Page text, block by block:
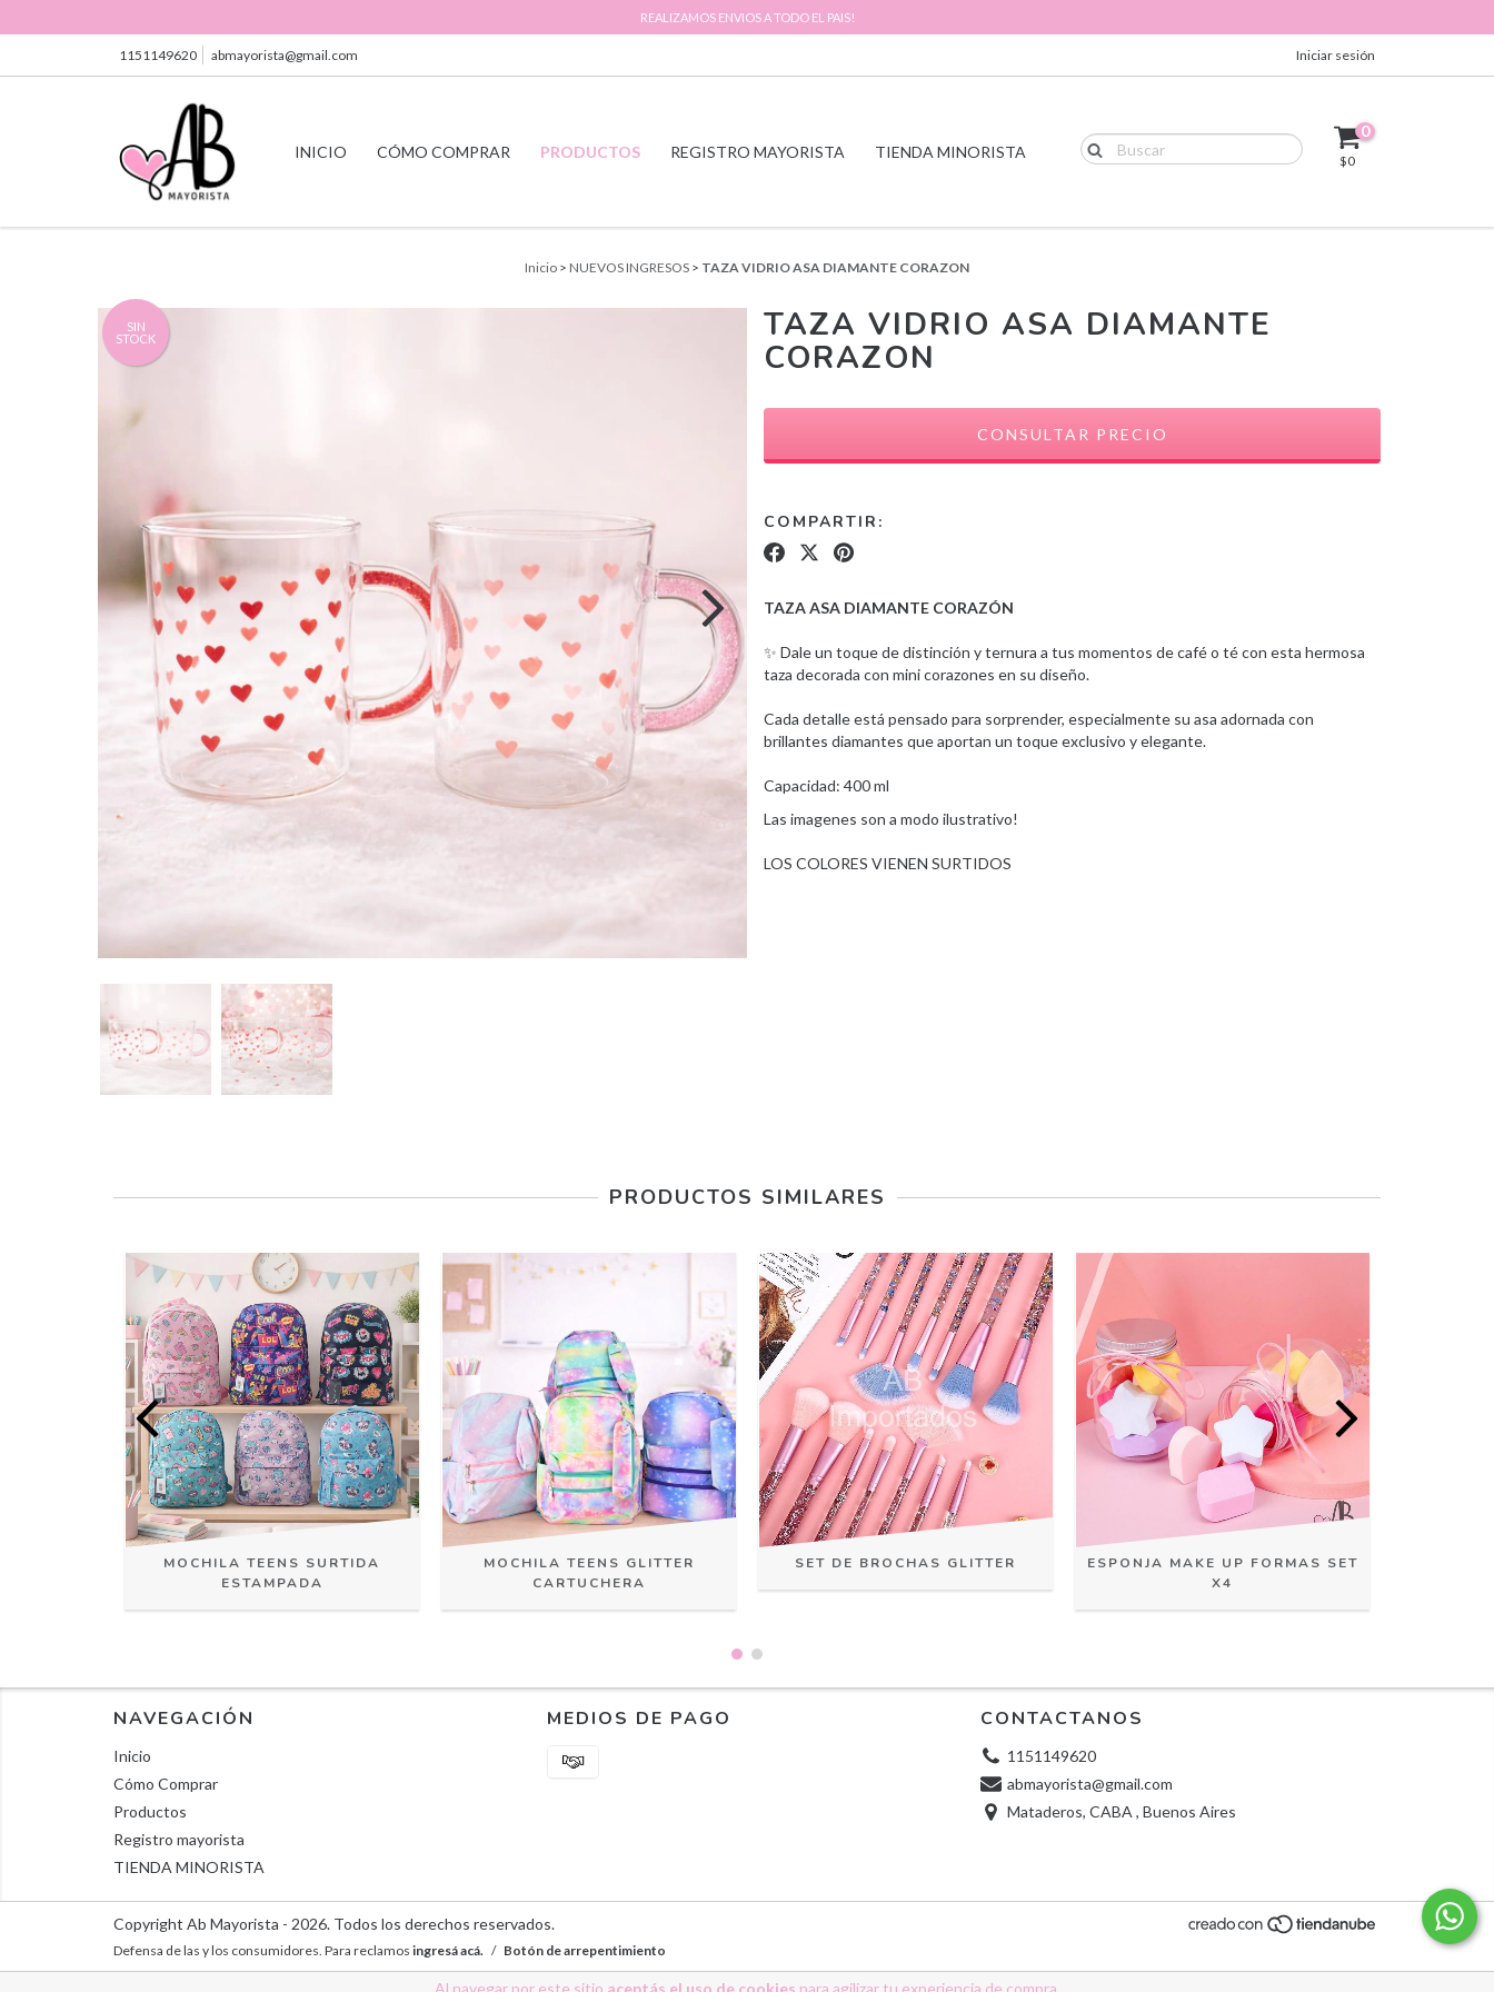
Al navegar por este sitio aceptás el uso de cookies para agilizar tu experiencia de compra.
REALIZAMOS ENVIOS A TODO EL PAIS!
1151149620 abmayorista@gmail.com Iniciar sesión
INICIO CÓMO COMPRAR PRODUCTOS REGISTRO MAYORISTA TIENDA MINORISTA
0
$0
Inicio > NUEVOS INGRESOS > TAZA VIDRIO ASA DIAMANTE CORAZON
SIN
STOCK
TAZA VIDRIO ASA DIAMANTE
CORAZON
COMPARTIR:
TAZA ASA DIAMANTE CORAZÓN
✨ Dale un toque de distinción y ternura a tus momentos de café o té con esta hermosa
taza decorada con mini corazones en su diseño.
Cada detalle está pensado para sorprender, especialmente su asa adornada con
brillantes diamantes que aportan un toque exclusivo y elegante.
Capacidad: 400 ml
Las imagenes son a modo ilustrativo!
LOS COLORES VIENEN SURTIDOS
PRODUCTOS SIMILARES
MOCHILA TEENS SURTIDA
ESTAMPADA
MOCHILA TEENS GLITTER
CARTUCHERA
SET DE BROCHAS GLITTER
ESPONJA MAKE UP FORMAS SET
X4
NAVEGACIÓN
Inicio
Cómo Comprar
Productos
Registro mayorista
TIENDA MINORISTA
MEDIOS DE PAGO CONTACTANOS
1151149620
abmayorista@gmail.com
Mataderos, CABA , Buenos Aires
Copyright Ab Mayorista - 2026. Todos los derechos reservados.
Defensa de las y los consumidores. Para reclamos ingresá acá. / Botón de arrepentimiento